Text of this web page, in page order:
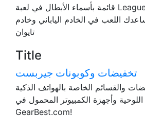
قائمة بأسماء الأبطال في لعبة League of Legends
اللعب في الخادم الياباني وخادم
تايوان
Title
تخفيضات وكوبونات جيربست
والقسائم الخاصة بالهواتف الذكية
اللوحية وأجهزة الكمبيوتر المحمول في
GearBest.com!